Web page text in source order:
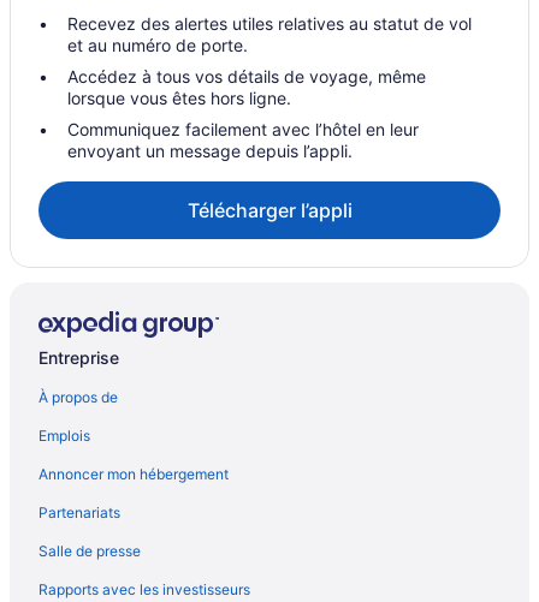
Recevez des alertes utiles relatives au statut de vol
et au numéro de porte.
Accédez à tous vos détails de voyage, même
lorsque vous êtes hors ligne.
Communiquez facilement avec l’hôtel en leur
envoyant un message depuis l’appli.
Télécharger l’appli
Entreprise
À propos de
Emplois
Annoncer mon hébergement
Partenariats
Salle de presse
Rapports avec les investisseurs